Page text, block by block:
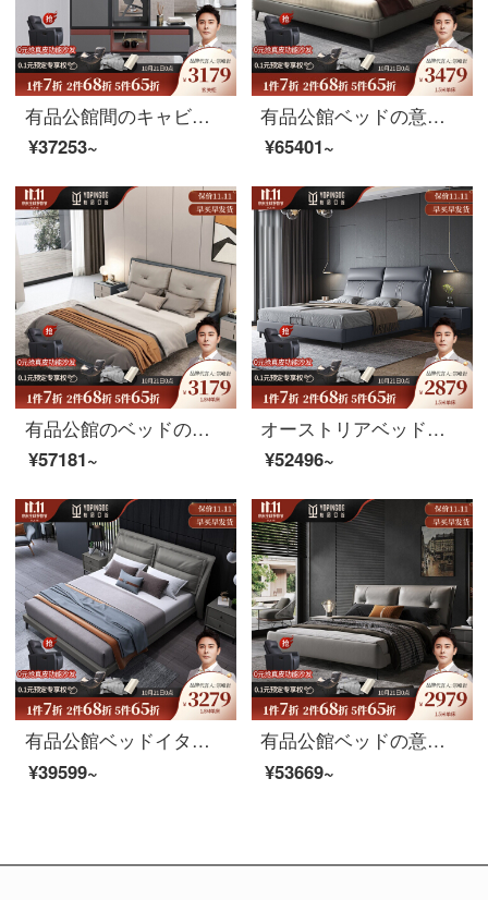
有品公館間のキャビネットの意味があります。木製のキャビネットの間のキャビネットの玄関棚の仕切り棚北欧の極簡単な装飾棚棚棚棚のリビングルームの家具の間のキャビネット(120*37*197)
¥37253~
有品公館ベッドの意味式の極短頭階の真皮ベッドの主な寝台はダブルベッドで1.8メートルです。現代簡単な結婚ベッドです。北欧の軽奢な軟包床（頭の層の牛皮）シングルベッド+ラテックスマットレス+ベッドの頭台の1.8メートルの高さの箱のタイプです。
¥65401~
有品公館のベッドの意味式はきわめて簡単で現代的です。北欧の軟包1.8メートルの結婚ベッドネットの赤いタイプ（頭の層の牛革）のシングルベッド+ベッドの頭の棚*2 1.8メートルの高さの箱の金
¥57181~
オーストリアベッドの意味があります。シンプルなトップクラフトのダブルベッド北欧真皮ベッド1.5メートルのシンプルなメインベッドルーム1.8ミッピアートベッド（ヘッドクラフト）シングルベッド+ラテックスマットレス+マットレス1.8メートルのサポートモデルです。
¥52496~
有品公館ベッドイタリア式極简皮ベッド1.5 m現代簡単北欧ダブルベッドの主な寝台は1.8 mの軟包ベッド（頭の階の牛革）のシングルベッドは1.8 mのサポートモデルです。
¥39599~
有品公館ベッドの意味があります。軽量で豪華な真皮ベッドです。北欧極簡素で現代的です。ベッドルームの大きいベッドと木製のダブルベッドです。
¥53669~